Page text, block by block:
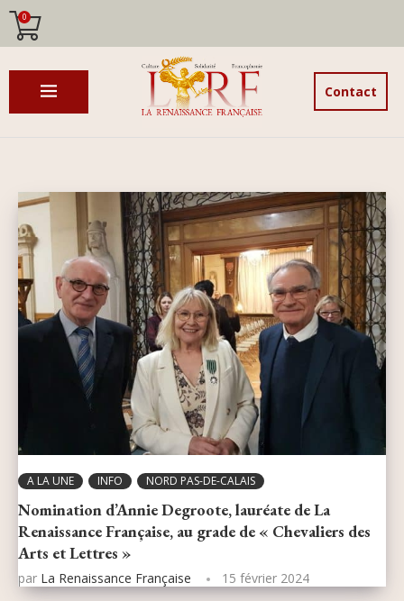
0
Contact
A LA UNE INFO NORD PAS-DE-CALAIS
Nomination d’Annie Degroote, lauréate de La
Renaissance Française, au grade de « Chevaliers des
Arts et Lettres »
par La Renaissance Française 15 février 2024